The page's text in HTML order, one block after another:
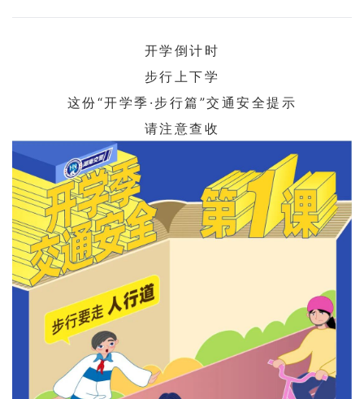
开学倒计时
步行上下学
这份“开学季·步行篇”交通安全提示
请注意查收